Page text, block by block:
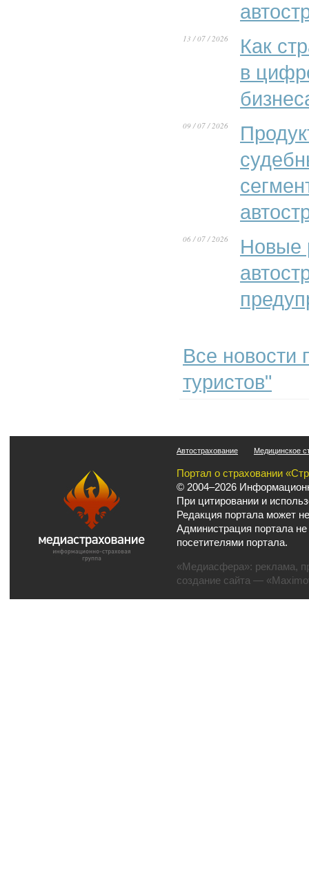
13 / 07 / 2026
Как
в
09 / 07 / 2026
06 / 07 / 2026
Новые
Все новости
туристов"
Автострахование Медицинское
Портал о страховании
© 2004–2026
При цитировании и
Редакция портала может
Администрация портала
посетителями портала.
«Медиасфера»: реклама,
создание сайта —